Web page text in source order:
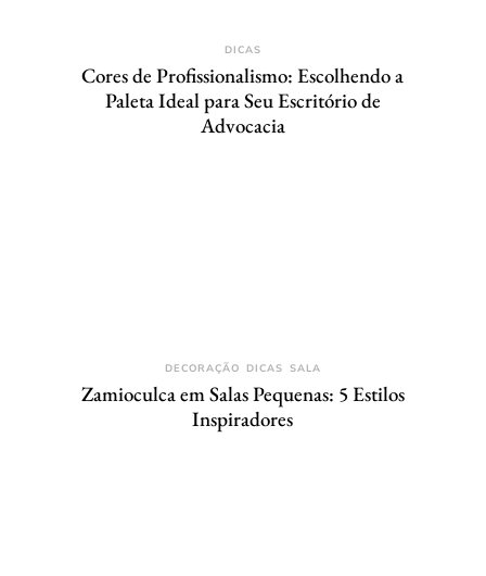
DICAS
Cores de Profissionalismo: Escolhendo a
Paleta Ideal para Seu Escritório de
Advocacia
DECORAÇÃO DICAS SALA
Zamioculca em Salas Pequenas: 5 Estilos
Inspiradores